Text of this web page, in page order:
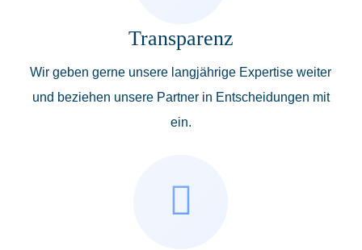
Transparenz
Wir geben gerne unsere langjährige Expertise weiter
und beziehen unsere Partner in Entscheidungen mit
ein.